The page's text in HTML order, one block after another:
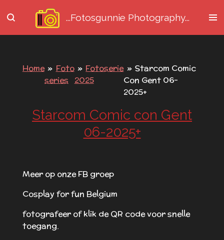
direct
naar
...Fotosgunnie Photography...
Home » Foto
series
» Fotoserie
2025
» Starcom Comic
Con Gent 06-
2025+
Starcom Comic con Gent
06-2025+
Meer op onze FB groep
Cosplay for fun Belgium
fotografeer of klik de QR code voor snelle
toegang.